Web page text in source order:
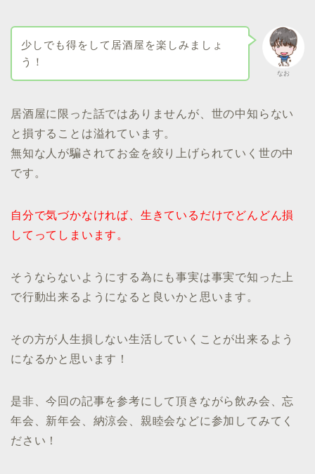
なお
少しでも得をして居酒屋を楽しみましょ
う！
居酒屋に限った話ではありませんが、世の中知らない
と損することは溢れています。
無知な人が騙されてお金を絞り上げられていく世の中
です。
自分で気づかなければ、生きているだけでどんどん損
してってしまいます。
そうならないようにする為にも事実は事実で知った上
で行動出来るようになると良いかと思います。
その方が人生損しない生活していくことが出来るよう
になるかと思います！
是非、今回の記事を参考にして頂きながら飲み会、忘
年会、新年会、納涼会、親睦会などに参加してみてく
ださい！